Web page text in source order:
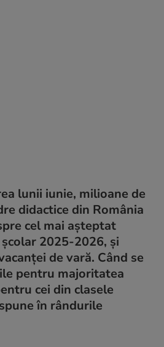
lunii iunie, milioane de
didactice din România
cel mai așteptat
2025-2026, și
de vară. Când se
pentru majoritatea
cei din clasele
în rândurile